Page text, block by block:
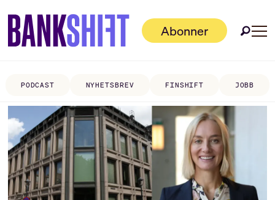
Abonner
PODCAST NYHETSBREV FINSHIFT JOBB
Tag:
alexander
behringer